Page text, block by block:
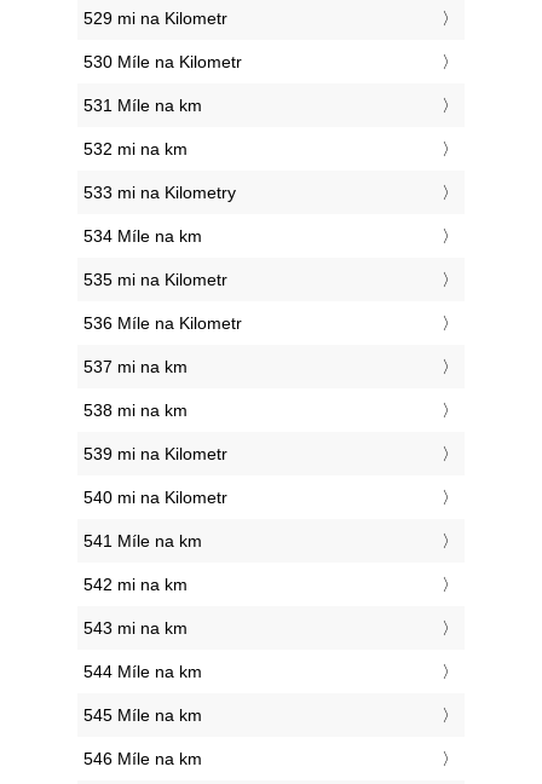
529 mi na Kilometr
530 Míle na Kilometr
531 Míle na km
532 mi na km
533 mi na Kilometry
534 Míle na km
535 mi na Kilometr
536 Míle na Kilometr
537 mi na km
538 mi na km
539 mi na Kilometr
540 mi na Kilometr
541 Míle na km
542 mi na km
543 mi na km
544 Míle na km
545 Míle na km
546 Míle na km